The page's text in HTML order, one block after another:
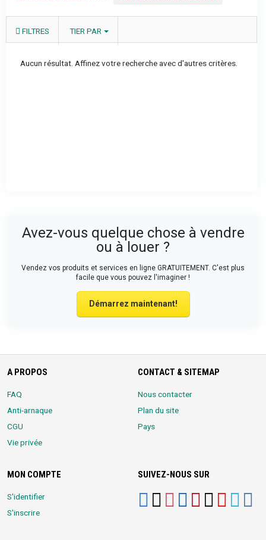
FILTRES TIER PAR
Aucun résultat. Affinez votre recherche avec d'autres critères.
Avez-vous quelque chose à vendre
ou à louer ?
Vendez vos produits et services en ligne GRATUITEMENT. C'est plus
facile que vous pouvez l'imaginer !
Démarrez maintenant!
A PROPOS
FAQ
Anti-arnaque
CGU
Vie privée
CONTACT & SITEMAP
Nous contacter
Plan du site
Pays
MON COMPTE
S'identifier
S'inscrire
SUIVEZ-NOUS SUR